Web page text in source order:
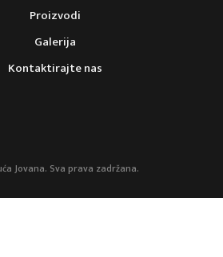
Proizvodi
Galerija
Kontaktirajte nas
Jovana. Sva prava zadržana.